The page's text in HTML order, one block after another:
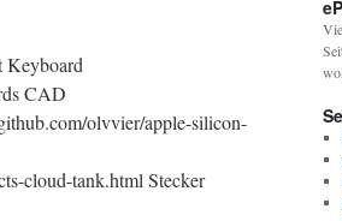
Keyboard
CAD
olvvier/apple-silicon-
cloud-tank.html Stecker